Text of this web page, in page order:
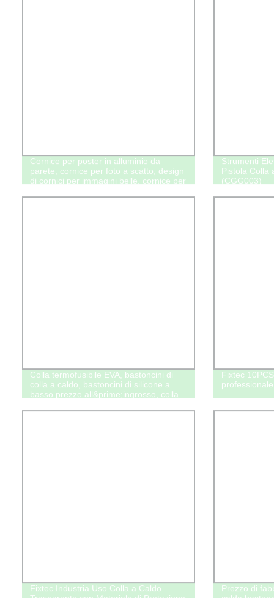
Cornice per poster in alluminio da
parete, cornice per foto a scatto, design
di cornici per immagini belle, cornice per
Strumenti
Pistola Colla
(CGG003)
Colla termofusibile EVA, bastoncini di
colla a caldo, bastoncini di silicone a
basso prezzo all&prime;ingrosso, colla
per pistola a colla a caldo
Fixtec
Fixtec Industria Uso Colla a Caldo
Prezzo di